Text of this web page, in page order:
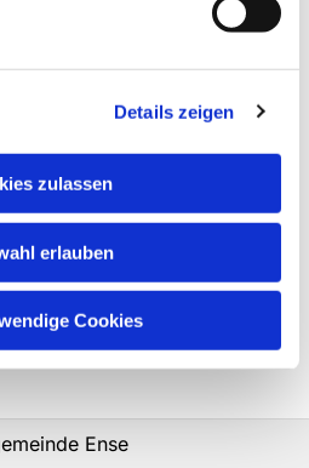
Details zeigen
zulassen
erlauben
Cookies
Ense